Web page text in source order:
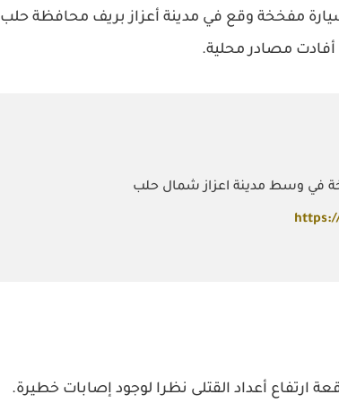
تفجير إرهابي بسيارة مفخخة وقع في مدينة أعزاز بريف محافظة حلب
مصادر محلية.
في وسط مدينة اعزاز شمال حلب
ارتفاع أعداد القتلى نظرا لوجود إصابات خطيرة.